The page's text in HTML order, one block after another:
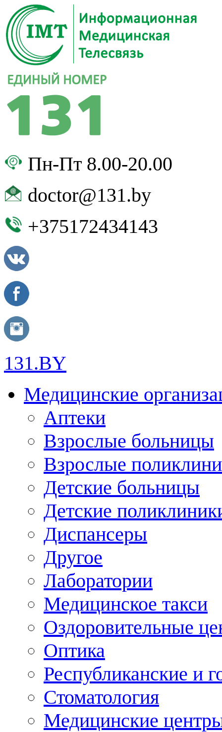
Пн-Пт 8.00-20.00
doctor@131.by
+375172434143
131.BY
Медицинские
Аптеки
Взрослые больницы
Взрослые
Детские больницы
Детские
Диспансеры
Другое
Лаборатории
Медицинское такси
Оздоровительные
Оптика
Республиканские и
Стоматология
Медицинские